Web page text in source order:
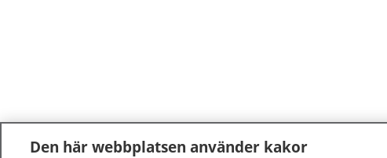
Den här webbplatsen använder kakor